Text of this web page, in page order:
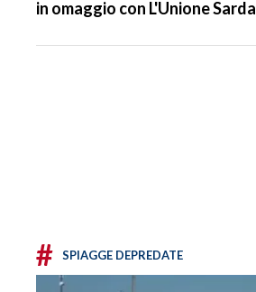
in omaggio con L'Unione Sarda
# SPIAGGE DEPREDATE